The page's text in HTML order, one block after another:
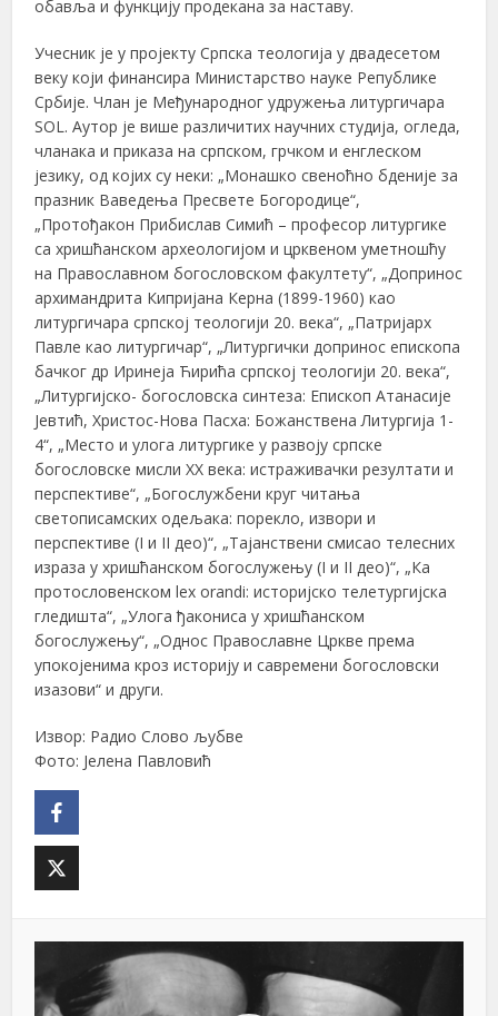
обавља и функцију продекана за наставу.
Учесник је у пројекту Српска теологија у двадесетом
веку који финансира Министарство науке Републике
Србије. Члан је Међународног удружења литургичара
SOL. Аутор је више различитих научних студија, огледа,
чланака и приказа на српском, грчком и енглеском
језику, од којих су неки: „Монашко свеноћно бденије за
празник Ваведења Пресвете Богородице“,
„Протођакон Прибислав Симић – професор литургике
са хришћанском археологијом и црквеном уметношћу
на Православном богословском факултету“, „Допринос
архимандрита Кипријана Керна (1899-1960) као
литургичара српској теологији 20. века“, „Патријарх
Павле као литургичар“, „Литургички допринос епископа
бачког др Иринеја Ћирића српској теологији 20. века“,
„Литургијско- богословска синтеза: Епископ Атанасије
Јевтић, Христос-Нова Пасха: Божанствена Литургија 1-
4“, „Место и улога литургике у развоју српске
богословске мисли XX века: истраживачки резултати и
перспективе“, „Богослужбени круг читања
светописамских одељака: порекло, извори и
перспективе (I и II део)“, „Тајанствени смисао телесних
израза у хришћанском богослужењу (I и II део)“, „Ка
протословенском lex orandi: историјско телетургијска
гледишта“, „Улога ђакониса у хришћанском
богослужењу“, „Однос Православне Цркве према
упокојенима кроз историју и савремени богословски
изазови“ и други.
Извор: Радио Слово љубве
Фото: Јелена Павловић